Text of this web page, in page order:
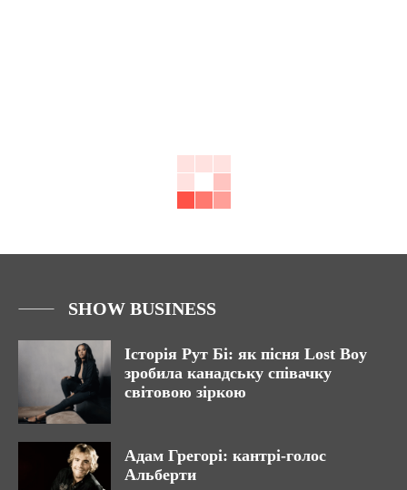
SHOW BUSINESS
Історія Рут Бі: як пісня Lost Boy
зробила канадську співачку
світовою зіркою
Адам Грегорі: кантрі-голос
Альберти